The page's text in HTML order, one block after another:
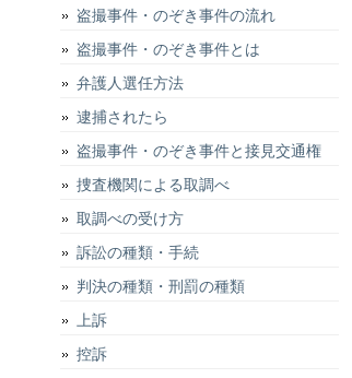
盗撮事件・のぞき事件の流れ
盗撮事件・のぞき事件とは
弁護人選任方法
逮捕されたら
盗撮事件・のぞき事件と接見交通権
捜査機関による取調べ
取調べの受け方
訴訟の種類・手続
判決の種類・刑罰の種類
上訴
控訴